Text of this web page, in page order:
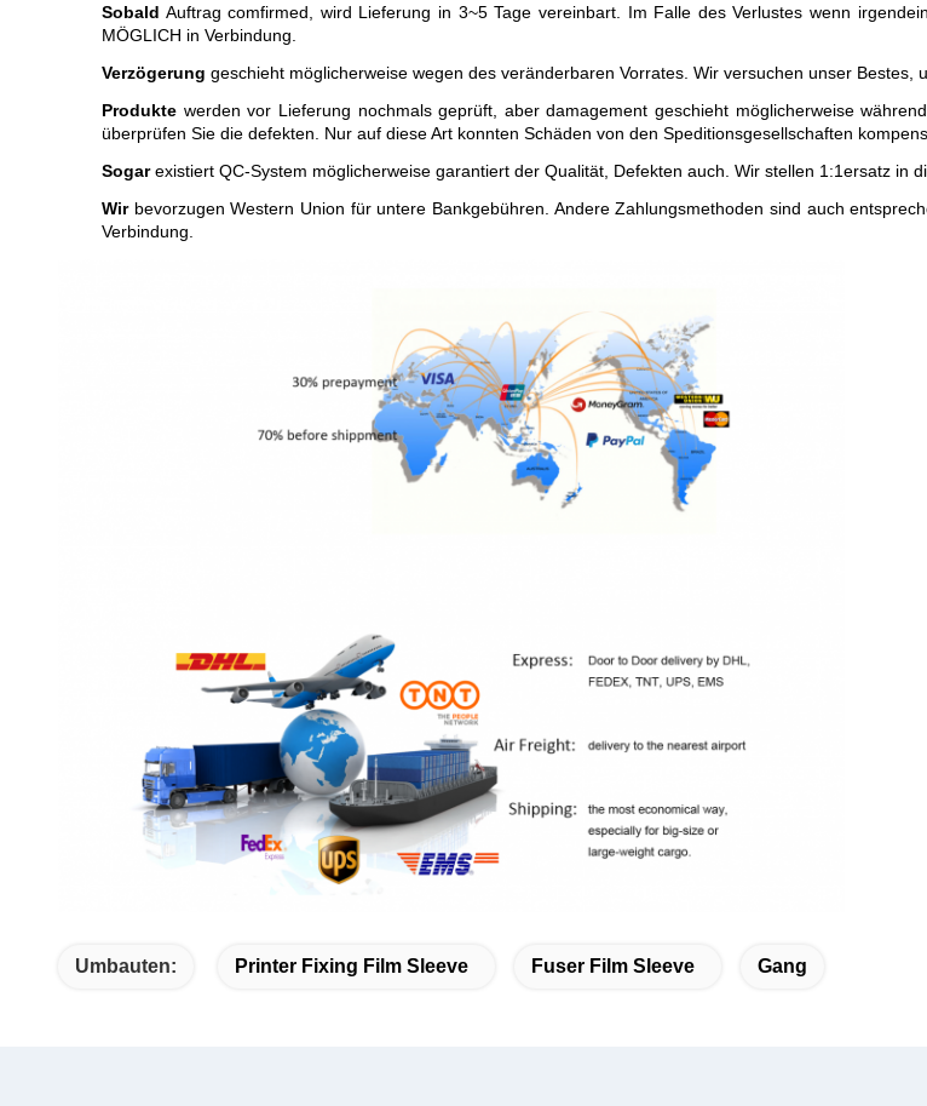
Sobald Auftrag comfirmed, wird Lieferung in 3~5 Tage vereinbart. Im Falle des Verlustes wenn
MÖGLICH in Verbindung.
Verzögerung geschieht möglicherweise wegen des veränderbaren Vorrates. Wir versuchen unser Bestes,
Produkte werden vor Lieferung nochmals geprüft, aber damagement geschieht möglicherweise
überprüfen Sie die defekten. Nur auf diese Art konnten Schäden von den Speditionsgesellschaften
Sogarexistiert QC-System möglicherweise garantiert der Qualität, Defekten auch. Wir stellen 1:1ersatz in
Wirbevorzugen Western Union für untere Bankgebühren. Andere Zahlungsmethoden sind auch
Verbindung.
Umbauten: Printer Fixing Film Sleeve Fuser Film Sleeve Gang